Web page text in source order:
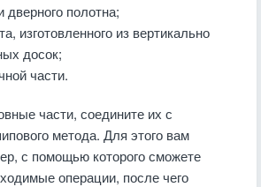
дверного полотна;
изготовленного из вертикально
досок;
части.
части, соедините их с
метода. Для этого вам
с помощью которого сможете
операции, после чего